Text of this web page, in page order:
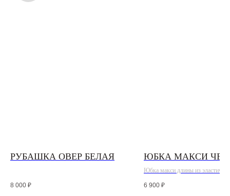
РУБАШКА ОВЕР БЕЛАЯ
8 000 ₽
ЮБКА МАКСИ
Юбка макси длины из
6 900 ₽